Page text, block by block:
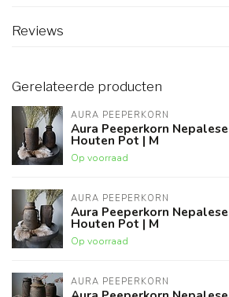
Reviews
Gerelateerde producten
AURA PEEPERKORN
Aura Peeperkorn Nepalese
Houten Pot | M
Op voorraad
AURA PEEPERKORN
Aura Peeperkorn Nepalese
Houten Pot | M
Op voorraad
AURA PEEPERKORN